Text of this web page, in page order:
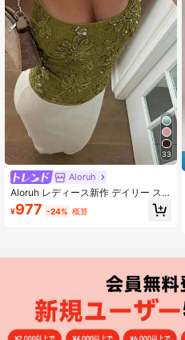
33
Aloruh
Aloruh レディース新作 デイリー ス
トリートスタイル セクシー レース&
スパンコール パッチワーク キャミソ
¥977 -24% 概算